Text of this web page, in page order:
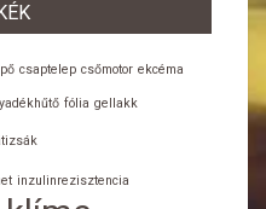
csaptelep csőmotor ekcéma
fólia gellakk
inzulinrezisztencia